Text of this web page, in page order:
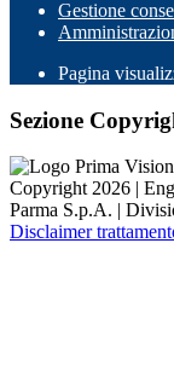
Gestione
Pagina
Sezione
Copyright 2026 |
Parma S.p.A. |
Disclaimer